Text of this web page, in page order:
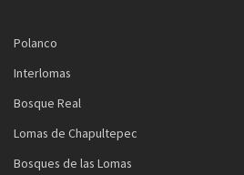
Polanco
Interlomas
Bosque Real
Lomas de Chapultepec
Bosques de las Lomas